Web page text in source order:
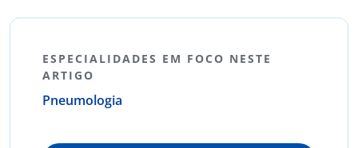
ESPECIALIDADES EM FOCO NESTE
ARTIGO
Pneumologia